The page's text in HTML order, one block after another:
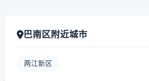
巴南区附近城市
两江新区